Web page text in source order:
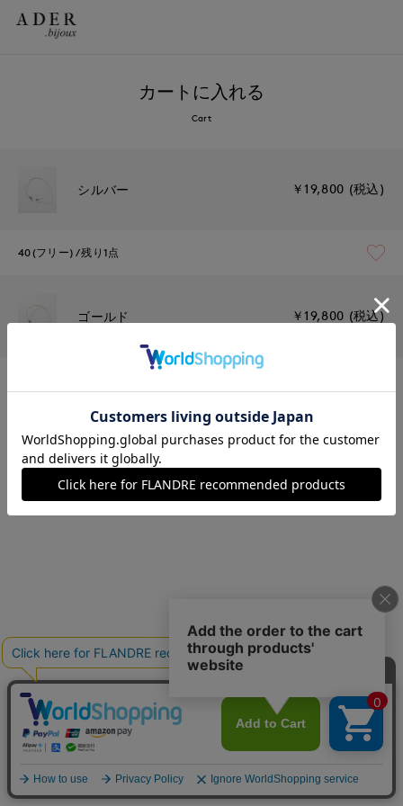
カートに入れる
Cart
シルバー ￥19,800 (税込)
40(フリー) 残り1点
ゴールド ￥19,800 (税込)